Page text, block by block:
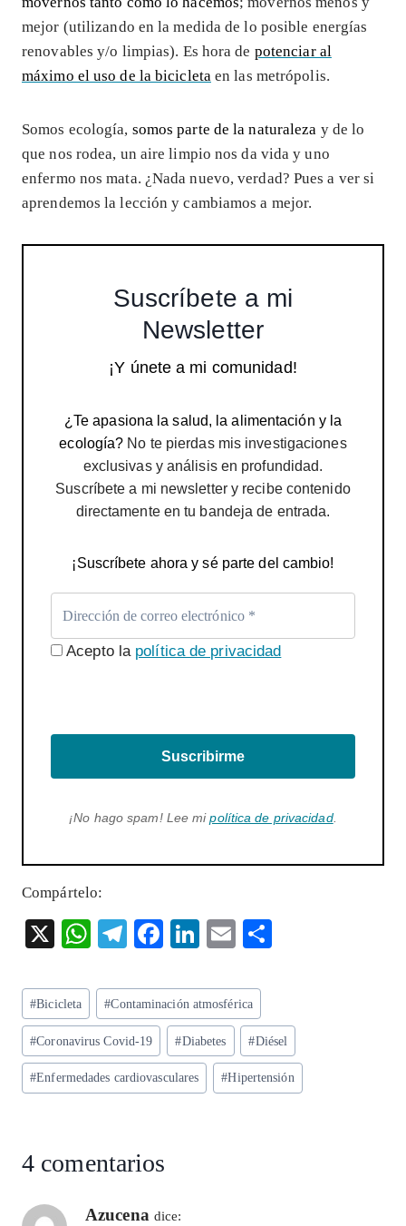
mejor (utilizando en la medida de lo posible energías
renovables y/o limpias). Es hora de potenciar al
máximo el uso de la bicicleta en las metrópolis.
Somos ecología, somos parte de la naturaleza y de lo
que nos rodea, un aire limpio nos da vida y uno
enfermo nos mata. ¿Nada nuevo, verdad? Pues a ver si
aprendemos la lección y cambiamos a mejor.
Suscríbete a mi
Newsletter
¡Y únete a mi comunidad!
¿Te apasiona la salud, la alimentación y la
ecología? No te pierdas mis investigaciones
exclusivas y análisis en profundidad.
Suscríbete a mi newsletter y recibe contenido
directamente en tu bandeja de entrada.
¡Suscríbete ahora y sé parte del cambio!
Acepto la política de privacidad
Suscribirme
¡No hago spam! Lee mipolítica de privacidad.
Compártelo:
X
W
ts
A
p
p
T
eg
ra
m
F
eb
o
o
k
Li
ke
dI
n
E
ai
l
Etiquetas
de
la
entrada:
#Bicicleta #Contaminación atmosférica
#Coronavirus Covid-19 #Diabetes #Diésel
#Enfermedades cardiovasculares #Hipertensión
4 comentarios
Azucena dice: